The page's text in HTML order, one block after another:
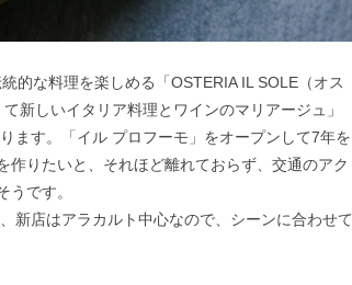
的な料理を楽しめる「OSTERIA IL SOLE（オス
新しいイタリア料理とワインのマリアージュ」
ます。「イル プロフーモ」をオープンして7年を
りたいと、それほど離れておらず、交通のアク
です。
新店はアラカルト中心なので、シーンに合わせて